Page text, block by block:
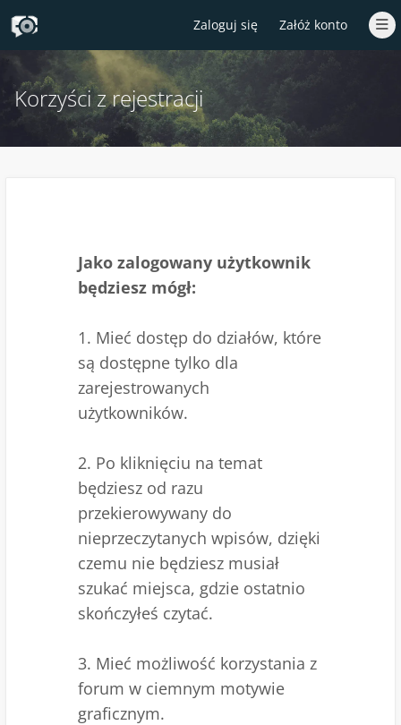
Zaloguj się Załóż konto
Korzyści z rejestracji
Jako zalogowany użytkownik
będziesz mógł:
1. Mieć dostęp do działów, które
są dostępne tylko dla
zarejestrowanych
użytkowników.
2. Po kliknięciu na temat
będziesz od razu
przekierowywany do
nieprzeczytanych wpisów, dzięki
czemu nie będziesz musiał
szukać miejsca, gdzie ostatnio
skończyłeś czytać.
3. Mieć możliwość korzystania z
forum w ciemnym motywie
graficznym.